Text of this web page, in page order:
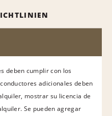
deben cumplir con los
adicionales deben
mostrar su licencia de
Se pueden agregar